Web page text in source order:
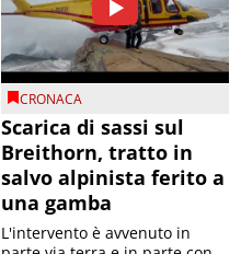
CRONACA
Scarica di sassi sul
Breithorn, tratto in
salvo alpinista ferito a
una gamba
L'intervento è avvenuto in